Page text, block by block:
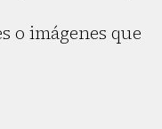
o imágenes que